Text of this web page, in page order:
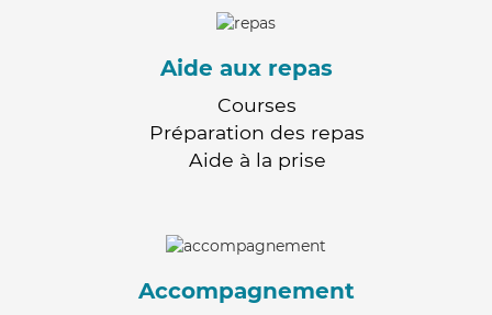
Aide aux repas
Courses
Préparation des repas
Aide à la prise
Accompagnement